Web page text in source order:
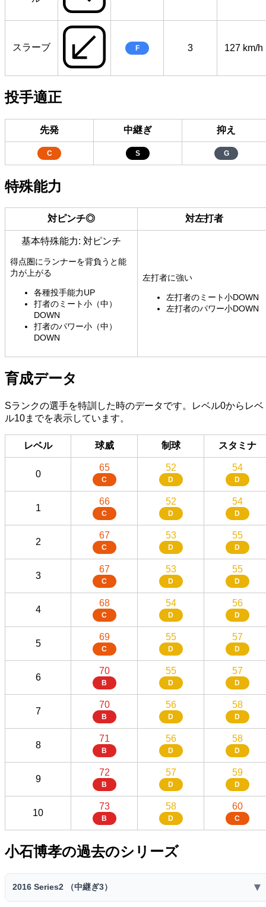
スラーブ F 3 127 km/h
投手適正
先発 中継ぎ 抑え
C S G
特殊能力
対ピンチ◎ 対左打者
基本特殊能力: 対ピンチ
得点圏にランナーを背負うと能
力が上がる
各種投手能力UP
打者のミート小（中）
DOWN
打者のパワー小（中）
DOWN
左打者に強い
左打者のミート小DOWN
左打者のパワー小DOWN
育成データ
Sランクの選手を特訓した時のデータです。レベル0からレベ
ル10までを表示しています。
レベル 球威 制球 スタミナ
0
65
C
52
D
54
D
1
66
C
52
D
54
D
2
67
C
53
D
55
D
3
67
C
53
D
55
D
4
68
C
54
D
56
D
5
69
C
55
D
57
D
6
70
B
55
D
57
D
7
70
B
56
D
58
D
8
71
B
56
D
58
D
9
72
B
57
D
59
D
10
73
B
58
D
60
C
小石博孝の過去のシリーズ
2016 Series2 （中継ぎ3） ▼